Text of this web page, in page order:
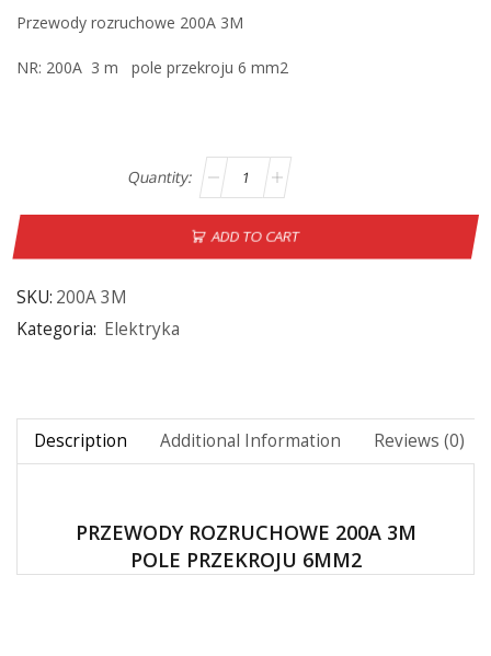
Przewody rozruchowe 200A 3M
NR: 200A 3 m pole przekroju 6 mm2
ADD TO CART
SKU: 200A 3M
Kategoria: Elektryka
Description Additional Information Reviews (0)
PRZEWODY ROZRUCHOWE 200A 3M
POLE PRZEKROJU 6MM2